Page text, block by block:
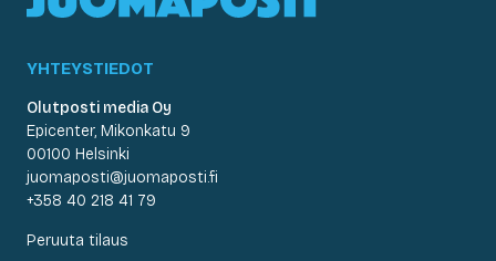
YHTEYSTIEDOT
Olutposti media Oy
Epicenter, Mikonkatu 9
00100 Helsinki
juomaposti@juomaposti.fi
+358 40 218 41 79
Peruuta tilaus